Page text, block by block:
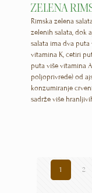
ZELENA
Rimska zelena
zelenih salata, dok
salata ima dva
vitamina K, četiri
puta više vitamina
poljoprivrede) od
konzumiranje
sadrže više
1 2